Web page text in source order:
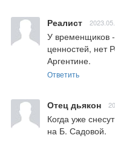
Реалист
У временщиков -
ценностей, нет
Аргентине.
Ответить
Отец дьякон
Когда уже
на Б. Садовой.